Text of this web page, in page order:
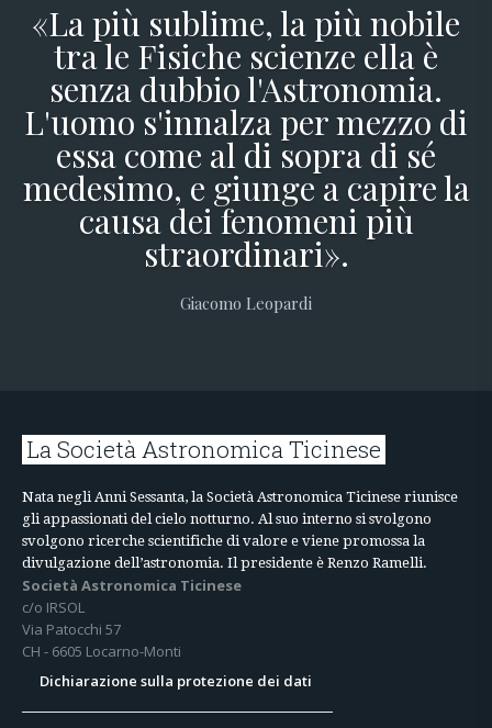
«La più sublime, la più nobile
tra le Fisiche scienze ella è
senza dubbio l'Astronomia.
L'uomo s'innalza per mezzo di
essa come al di sopra di sé
medesimo, e giunge a capire la
causa dei fenomeni più
straordinari».
Giacomo Leopardi
La Società Astronomica Ticinese
Nata negli Anni Sessanta, la Società Astronomica Ticinese riunisce
gli appassionati del cielo notturno. Al suo interno si svolgono
svolgono ricerche scientifiche di valore e viene promossa la
divulgazione dell’astronomia. Il presidente è Renzo Ramelli.
Società Astronomica Ticinese
c/o IRSOL
Via Patocchi 57
CH - 6605 Locarno-Monti
Dichiarazione sulla protezione dei dati